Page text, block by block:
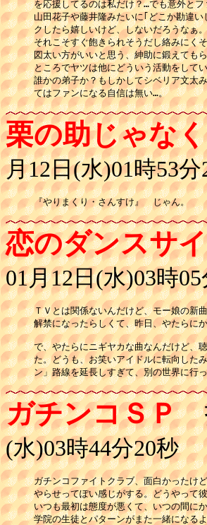
を応援してるのは私だけ？…でも意外と
山田花子や藤井隆みたいに｢どこか勘違
クしたら嬉しいけど、しないだろうなぁ
それこそすぐ飽きられそうだし絡みにく
図太い方がいいと思う、紳助に鍛えても
ところでヤツは他にどういう活動をして
誰かの弟子か？もしかしてシベリア文太
てはファンになる自信は無い…。
栗の助じゃな
月12日(水)01時53分
『やりまくり・さんすけ』　じゃん。
恋のダンスサ
01月12日(水)03時
ＴＶとは関係ないんだけど、モー娘の新
解禁になったらしくて、昨日、やたらに
で、やたらにニギヤカな曲なんだけど、
た。どうも、お笑いアイドルに転向した
ン」路線を延長しすぎて、別の世界に行
ガチンコＳＰ
(水)03時44分20秒
ガチンコファイトクラブ、面白かったけ
やらせってぽい感じがする。どうやって
いつも最初は態度が悪くて、いつの間に
学院の生徒とパターンがまた一緒になる